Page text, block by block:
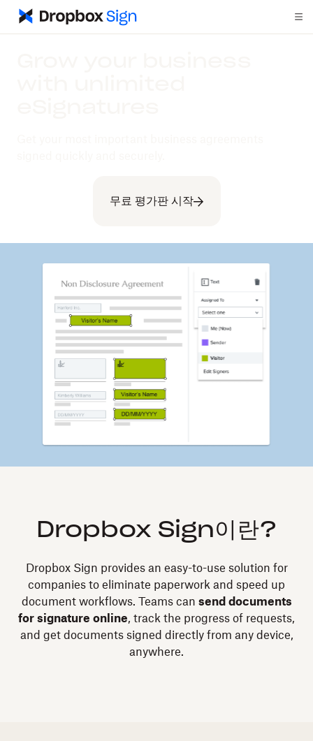
무료 평가판 시작
Dropbox Sign이란?
Dropbox Sign provides an easy-to-use solution for
companies to eliminate paperwork and speed up
document workflows. Teams can send documents
for signature online, track the progress of requests,
and get documents signed directly from any device,
anywhere.